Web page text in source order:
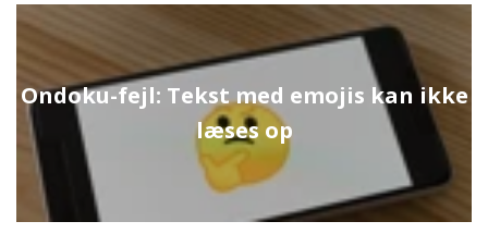
Ondoku-fejl: Tekst med emojis kan ikke
læses op